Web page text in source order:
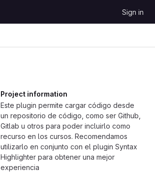
Sign in
Project information
Este plugin permite cargar código desde
un repositorio de código, como ser Github,
Gitlab u otros para poder incluirlo como
recurso en los cursos. Recomendamos
utilizarlo en conjunto con el plugin Syntax
Highlighter para obtener una mejor
experiencia